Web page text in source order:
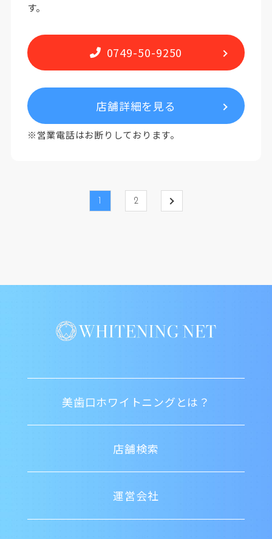
す。
0749-50-9250
店舗詳細を見る
※営業電話はお断りしております。
1 2
美歯口ホワイトニングとは？
店舗検索
運営会社